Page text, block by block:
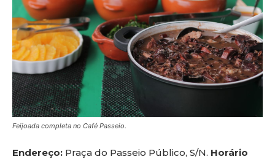
Feijoada completa no Café Passeio.
Endereço: Praça do Passeio Público, S/N. Horário